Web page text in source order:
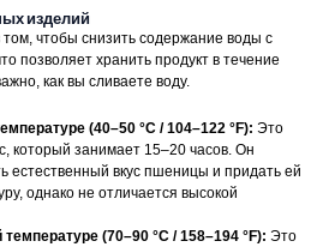
изделий
чтобы снизить содержание воды с
позволяет хранить продукт в течение
как вы сливаете воду.
(40–50 °C / 104–122 °F): Это
который занимает 15–20 часов. Он
естественный вкус пшеницы и придать ей
однако не отличается высокой
(70–90 °C / 158–194 °F): Это